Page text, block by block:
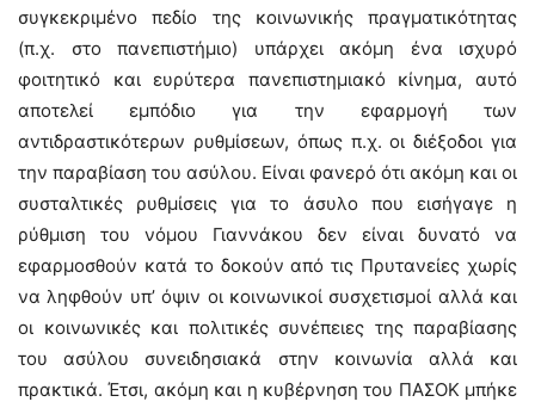
συγκεκριμένο πεδίο της κοινωνικής πραγματικότητας
(π.χ. στο πανεπιστήμιο) υπάρχει ακόμη ένα ισχυρό
φοιτητικό και ευρύτερα πανεπιστημιακό κίνημα, αυτό
αποτελεί εμπόδιο για την εφαρμογή των
αντιδραστικότερων ρυθμίσεων, όπως π.χ. οι διέξοδοι για
την παραβίαση του ασύλου. Είναι φανερό ότι ακόμη και οι
συσταλτικές ρυθμίσεις για το άσυλο που εισήγαγε η
ρύθμιση του νόμου Γιαννάκου δεν είναι δυνατό να
εφαρμοσθούν κατά το δοκούν από τις Πρυτανείες χωρίς
να ληφθούν υπ’ όψιν οι κοινωνικοί συσχετισμοί αλλά και
οι κοινωνικές και πολιτικές συνέπειες της παραβίασης
του ασύλου συνειδησιακά στην κοινωνία αλλά και
πρακτικά. Έτσι, ακόμη και η κυβέρνηση του ΠΑΣΟΚ μπήκε